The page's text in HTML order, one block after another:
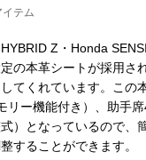
テム
Z・Honda
の本革シートが採用さ
てくれています。この
リー機能付き）、助手
）となっているので、
することができます。